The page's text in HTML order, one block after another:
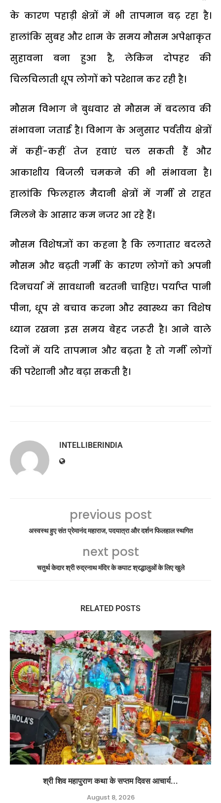
के कारण पहाड़ी क्षेत्रों में भी तापमान बढ़ रहा है।
हालांकि सुबह और शाम के समय मौसम अपेक्षाकृत
सुहावना बना हुआ है, लेकिन दोपहर की
चिलचिलाती धूप लोगों को परेशान कर रही है।
मौसम विभाग ने बुधवार से मौसम में बदलाव की
संभावना जताई है। विभाग के अनुसार पर्वतीय क्षेत्रों
में कहीं-कहीं तेज हवाएं चल सकती हैं और
आकाशीय बिजली चमकने की भी संभावना है।
हालांकि फिलहाल मैदानी क्षेत्रों में गर्मी से राहत
मिलने के आसार कम नजर आ रहे हैं।
मौसम विशेषज्ञों का कहना है कि लगातार बदलते
मौसम और बढ़ती गर्मी के कारण लोगों को अपनी
दिनचर्या में सावधानी बरतनी चाहिए। पर्याप्त पानी
पीना, धूप से बचाव करना और स्वास्थ्य का विशेष
ध्यान रखना इस समय बेहद जरूरी है। आने वाले
दिनों में यदि तापमान और बढ़ता है तो गर्मी लोगों
की परेशानी और बढ़ा सकती है।
INTELLIBERINDIA
previous post
अस्वस्थ हुए संत प्रेमानंद महाराज, पदयात्रा और दर्शन फिलहाल स्थगित
next post
चतुर्थ केदार श्री रुद्रनाथ मंदिर के कपाट श्रद्धालुओं के लिए खुले
RELATED POSTS
श्री शिव महापुराण कथा के सप्तम दिवस आचार्य...
August 8, 2026